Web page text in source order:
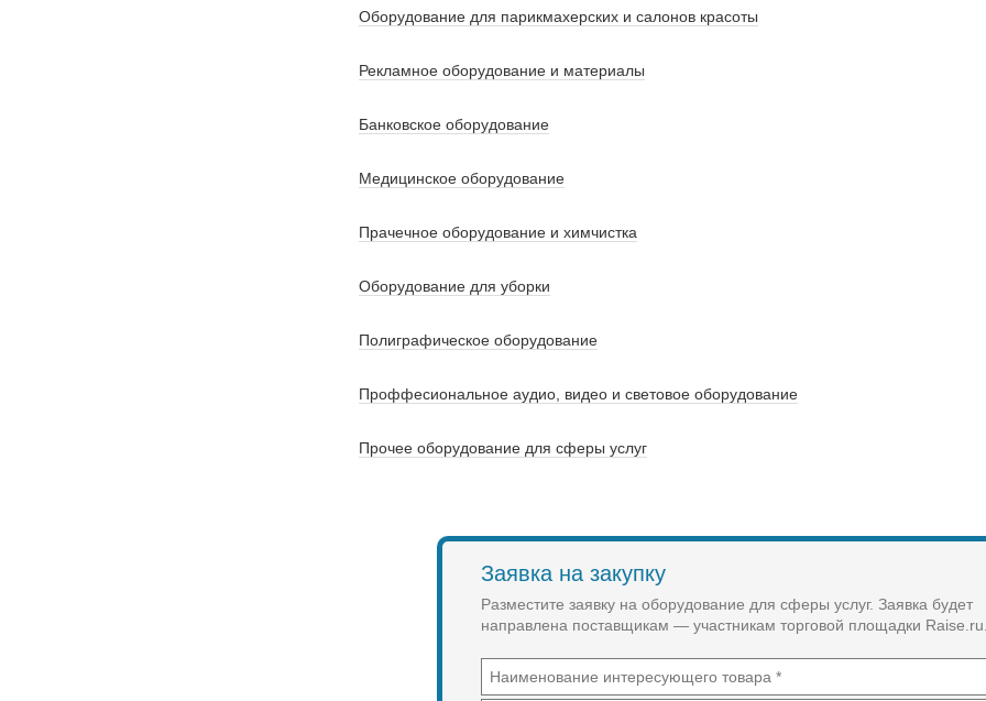
Оборудование для парикмахерских и салонов красоты
Рекламное оборудование и материалы
Банковское оборудование
Медицинское оборудование
Прачечное оборудование и химчистка
Оборудование для уборки
Полиграфическое оборудование
Проффесиональное аудио, видео и световое оборудование
Прочее оборудование для сферы услуг
Заявка на закупку
Разместите заявку на оборудование для сферы услуг. Заявка будет
направлена поставщикам — участникам торговой площадки